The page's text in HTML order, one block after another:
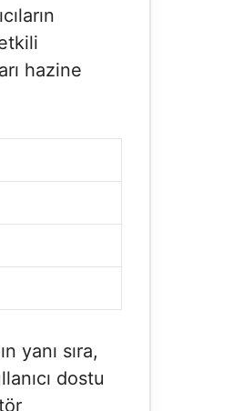
hazine
yanı sıra,
dostu